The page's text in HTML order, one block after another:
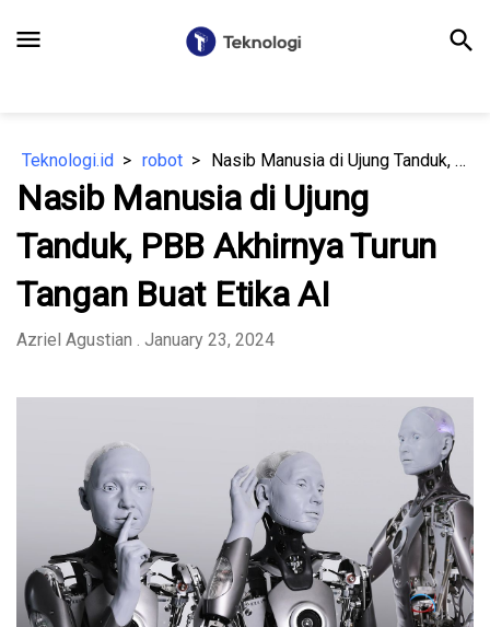
menu search
Teknologi.id robot Nasib Manusia di Ujung Tanduk, PBB Akhirnya Turun Tangan Buat Etika AI
Nasib Manusia di Ujung
Tanduk, PBB Akhirnya Turun
Tangan Buat Etika AI
Azriel Agustian . January 23, 2024